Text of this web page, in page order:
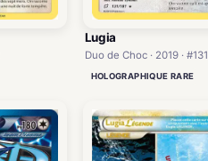
Lugia
Duo de Choc · 2019 · #131
HOLOGRAPHIQUE RARE